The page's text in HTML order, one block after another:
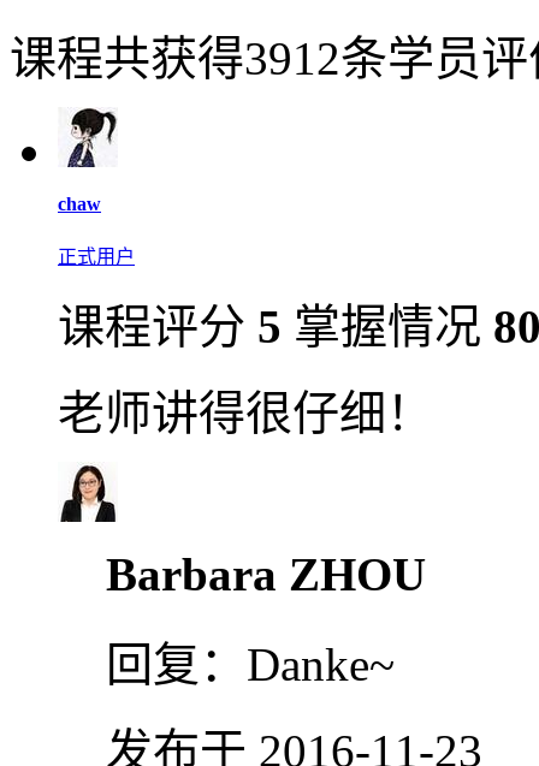
课程共获得3912条学员
chaw
正式用户
课程评分 5 掌握情况
老师讲得很仔细！
Barbara ZHOU
回复： Danke~
发布于 2016-11-23